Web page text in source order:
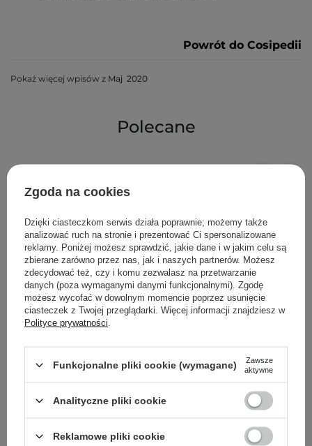
Powrót do Cosipedii
Pokaż więcej wpisów z Maj 2020
Polecane
PROMOCJA
Asoa - Mus Ujędrniający do Ciała - Energetyczna
Pomarańcza - 120ml
36,90 zł
35,10 zł
Zgoda na cookies
Dzięki ciasteczkom serwis działa poprawnie; możemy także
analizować ruch na stronie i prezentować Ci spersonalizowane
reklamy. Poniżej możesz sprawdzić, jakie dane i w jakim celu są
zbierane zarówno przez nas, jak i naszych partnerów. Możesz
zdecydować też, czy i komu zezwalasz na przetwarzanie
danych (poza wymaganymi danymi funkcjonalnymi). Zgodę
możesz wycofać w dowolnym momencie poprzez usunięcie
ciasteczek z Twojej przeglądarki. Więcej informacji znajdziesz w
Polityce prywatności
Funkcjonalne pliki cookie (wymagane)
Zawsze
aktywne
Analityczne pliki cookie
Reklamowe pliki cookie